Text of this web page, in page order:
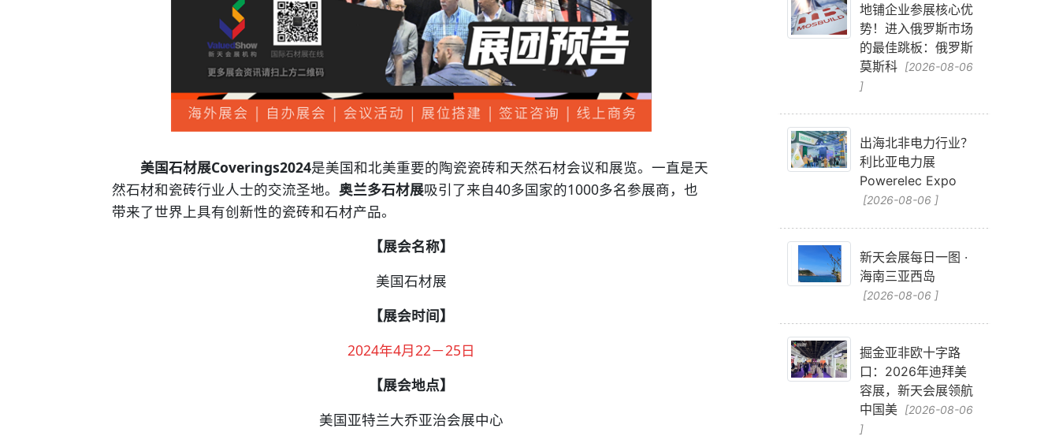
美国石材展Coverings2024是美国和北美重要的陶瓷瓷砖和天然石材会议和展览。一直是天
然石材和瓷砖行业人士的交流圣地。 奥兰多石材展吸引了来自40多国家的1000多名参展商，也
带来了世界上具有创新性的瓷砖和石材产品。
【展会名称】
美国石材展
【展会时间】
2024年4月22－25日
【展会地点】
美国亚特兰大乔亚治会展中心
地铺企业参展核心优
势！进入俄罗斯市场
的最佳跳板：俄罗斯
莫斯科 [2026-08-06
]
出海北非电力行业？
利比亚电力展
Powerelec Expo
[2026-08-06 ]
新天会展每日一图 ·
海南三亚西岛
[2026-08-06 ]
掘金亚非欧十字路
口：2026年迪拜美
容展，新天会展领航
中国美 [2026-08-06
]